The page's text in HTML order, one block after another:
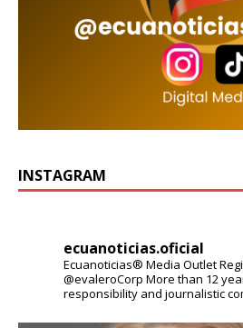
INSTAGRAM
ecuanoticias.oficial
Ecuanoticias® Media Outlet
@evaleroCorp More than 12
responsibility and journalistic